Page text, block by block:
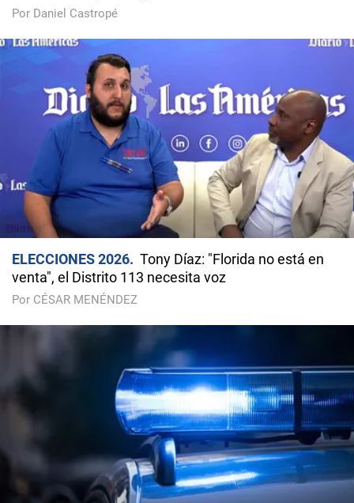
Por Daniel Castropé
ELECCIONES 2026
Tony Díaz: "Florida no está en
venta", el Distrito 113 necesita voz
Por CÉSAR MENÉNDEZ